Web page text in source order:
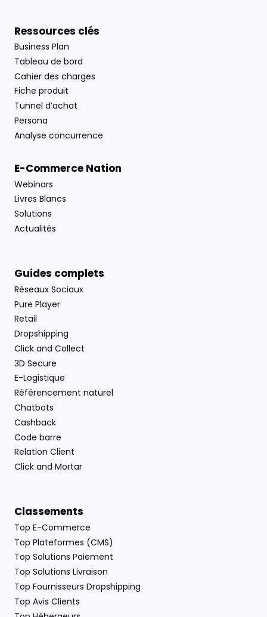
Ressources clés
Business Plan
Tableau de bord
Cahier des charges
Fiche produit
Tunnel d’achat
Persona
Analyse concurrence
E-Commerce Nation
Webinars
Livres Blancs
Solutions
Actualités
Guides complets
Réseaux Sociaux
Pure Player
Retail
Dropshipping
Click and Collect
3D Secure
E-Logistique
Référencement naturel
Chatbots
Cashback
Code barre
Relation Client
Click and Mortar
Classements
Top E-Commerce
Top Plateformes (CMS)
Top Solutions Paiement
Top Solutions Livraison
Top Fournisseurs Dropshipping
Top Avis Clients